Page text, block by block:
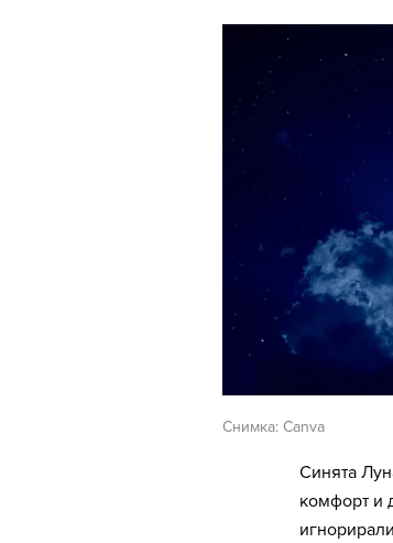
Снимка: Canva
Синята
комфорт и